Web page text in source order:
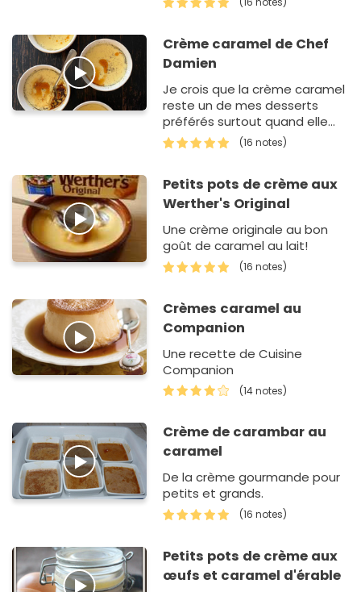
Crème caramel de Chef
Damien
Je crois que la crème caramel
reste un de mes desserts
préférés surtout quand elle
est faite avec du lait
équitable Faire France !La
(16 notes)
Petits pots de crème aux
Werther's Original
Une crème originale au bon
goût de caramel au lait!
(16 notes)
Crèmes caramel au
Companion
Une recette de Cuisine
Companion
(14 notes)
Crème de carambar au
caramel
De la crème gourmande pour
petits et grands.
(16 notes)
Petits pots de crème aux
œufs et caramel d'érable